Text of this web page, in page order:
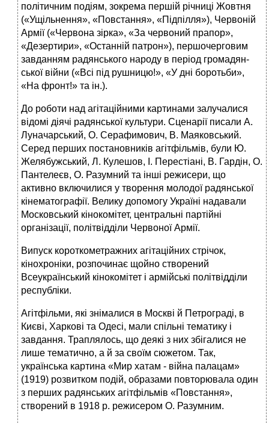
політичним подіям, зокрема першій річниці Жовтня
(«Ущільнення», «Повстання», «Підпілля»), Червоній
Армії («Червона зірка», «За червоний прапор»,
«Дезертири», «Останній патрон»), першочерговим
завданням радянського народу в період громадян­
ської війни («Всі під рушницю!», «У дні боротьби»,
«На фронт!» та ін.).
До роботи над агітаційними картинами залучалися
відомі діячі радянської культури. Сценарії писали А.
Луначарський, О. Серафимович, В. Маяковський.
Серед перших постановників агітфільмів, були Ю.
Желябужський, Л. Кулешов, І. Перестіані, В. Гардін, О.
Пантелеєв, О. Разумний та інші режисери, що
активно включилися у творення молодої радянської
кінематографії. Велику допомогу Україні надавали
Московський кінокомітет, центральні партійні
організації, політвідділи Червоної Армії.
Випуск короткометражних агітаційних стрічок,
кінохроніки, розпочинає щойно створений
Всеукраїнський кінокомітет і армійські політвідділи
республіки.
Агітфільми, які знімалися в Москві й Петрограді, в
Києві, Харкові та Одесі, мали спільні тематику і
завдання. Траплялось, що деякі з них збігалися не
лише тематично, а й за своїм сюжетом. Так,
українська картина «Мир хатам - війна палацам»
(1919) розвитком подій, образами повторювала один
з перших радянських агітфільмів «Повстання»,
створений в 1918 р. режисером О. Разумним.